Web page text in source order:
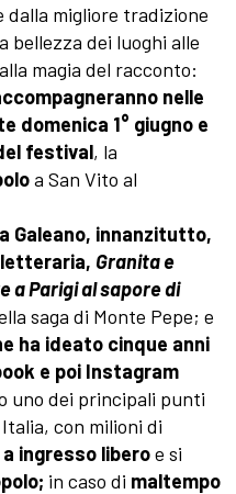
migliore tradizione
bellezza dei luoghi alle
magia del racconto:
nelle
domenica 1° giugno e
festival, la
a San Vito al
Galeano, innanzitutto,
Granita e
a Parigi al sapore di
saga di Monte Pepe; e
ha ideato cinque anni
e poi Instagram
uno dei principali punti
con milioni di
a ingresso liberoe si
in caso di maltempo